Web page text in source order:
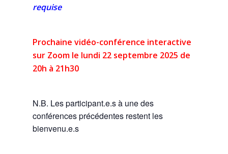
requise
Prochaine vidéo-conférence interactive
sur Zoom le lundi 22 septembre 2025 de
20h à 21h30
N.B. Les participant.e.s à une des
conférences précédentes restent les
bienvenu.e.s